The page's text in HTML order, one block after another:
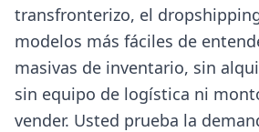
transfronterizo, el
modelos más fáciles de
masivas de inventario, sin
sin equipo de logística ni
vender. Usted prueba la